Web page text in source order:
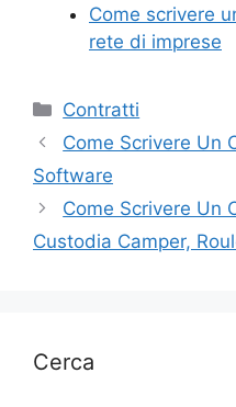
Come scrivere
rete di imprese
Categorie
Contratti
Come Scrivere Un
Software
Come Scrivere Un
Custodia Camper,
Cerca